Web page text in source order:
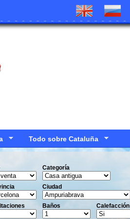
Todo sobre Cataluña
Categoría
Ciudad
Baños Calefacción